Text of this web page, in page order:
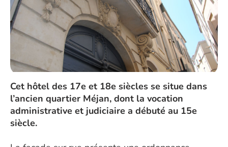
Cet hôtel des 17e et 18e siècles se situe dans
l’ancien quartier Méjan, dont la vocation
administrative et judiciaire a débuté au 15e
siècle.